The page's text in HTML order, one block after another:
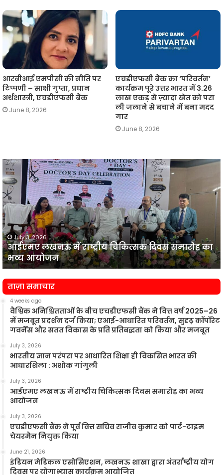
आरबीआई एमपीसी की नीति पर
टिप्पणी – साक्षी गुप्ता, प्रधान
अर्थशास्त्री, एचडीएफसी बैंक
June 8, 2026
एचडीएफसी बैंक का ‘परिवर्तन’
कार्यक्रम पूरे उत्तर भारत में 3.26
लाख एकड़ से ज़्यादा खेत को परा
ली जलाने से बचाने में बना मदद
गार
June 8, 2026
आईएमए
लखनऊ
में
राष्ट्रीय
चिकित्सक
दिवस
समारोह
का
भव्य
आयोजन
July 3, 2026
आईएमए लखनऊ में राष्ट्रीय चिकित्सक दिवस समारोह का
भव्य आयोजन
ताज़ा समाचार
4 weeks ago
वैश्विक अनिश्चितताओं के बीच एचडीएफसी बैंक ने वित्त वर्ष 2025–26
में मजबूत प्रदर्शन दर्ज किया; एआई-आधारित परिवर्तन, सुदृढ़ कॉर्पोरेट
गवर्नेंस और सतत विकास के प्रति प्रतिबद्धता को किया और मजबूत
July 3, 2026
भारतीय ज्ञान परंपरा पर आधारित शिक्षा ही विकसित भारत की
आधारशिला : अशोक गांगुली
July 3, 2026
आईएमए लखनऊ में राष्ट्रीय चिकित्सक दिवस समारोह का भव्य
आयोजन
July 3, 2026
एचडीएफसी बैंक ने पूर्व वित्त सचिव राजीव कुमार को पार्ट-टाइम
चेयरमैन नियुक्त किया
June 21, 2026
इंडियन मेडिकल एसोसिएशन, लखनऊ शाखा द्वारा अंतर्राष्ट्रीय योग
दिवस पर योगाभ्यास कार्यक्रम आयोजित